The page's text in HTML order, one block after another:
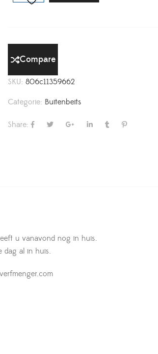
Compare
SKU:806c11359662
Categorie: Buitenbeits
Share:
u vanavond nog in huis.
dag al in huis.